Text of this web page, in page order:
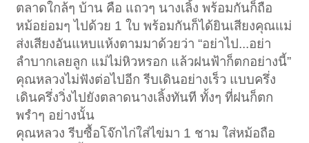
ตลาดใกล้ๆ บ้าน คือ แถวๆ นางเลิ้ง พร้อมกันก็ถือ
หม้อย่อมๆ ไปด้วย 1 ใบ พร้อมกันก็ได้ยินเสียงคุณแม่
ส่งเสียงอันแหบแห้งตามมาด้วยว่า “อย่าไป...อย่า
ลำบากเลยลูก แม่ไม่หิวหรอก แล้วฝนฟ้าก็ตกอย่างนี้”
คุณหลวงไม่ฟังต่อไปอีก รีบเดินอย่างเร็ว แบบครึ่ง
เดินครึ่งวิ่งไปยังตลาดนางเลิ้งทันที ทั้งๆ ที่ฝนก็ตก
พรำๆ อย่างนั้น
คุณหลวง รีบซื้อโจ๊กไก่ใส่ไข่มา 1 ชาม ใส่หม้อถือ